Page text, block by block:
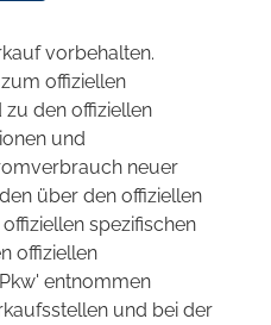
vorbehalten.
offiziellen
den offiziellen
und
neuer
über den offiziellen
spezifischen
offiziellen
entnommen
und bei der